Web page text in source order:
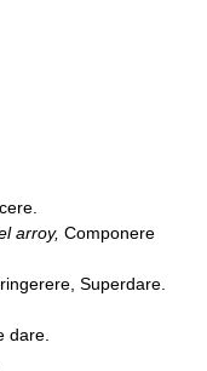
arroy, Componere
Superdare.
dare.